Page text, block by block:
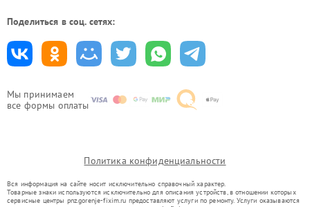
Мы принимаем
все формы оплаты
Поделиться в соц. сетях:
Политика конфиденциальности
Вся информация на сайте носит исключительно справочный характер.
Товарные знаки используются исключительно для описания устройств, в отношении которых
сервисные центры pnz.gorenje-fixim.ru предоставляют услуги по ремонту. Услуги оказываются